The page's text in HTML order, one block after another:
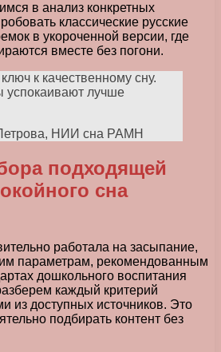
в анализ конкретных
классические русские
в укороченной версии, где
вместе без погони.
к качественному сну.
успокаивают лучше
НИИ сна РАМН
подходящей
сна
работала на засыпание,
параметрам, рекомендованным
дошкольного воспитания
каждый критерий
из доступных источников. Это
подбирать контент без